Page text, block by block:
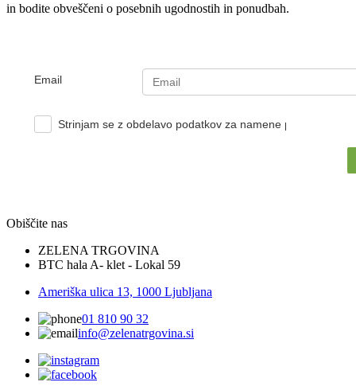
in bodite obveščeni o posebnih ugodnostih in ponudbah.
Email
Strinjam se z obdelavo podatkov za namene pošiljanja e-
Obiščite nas
ZELENA TRGOVINA
BTC hala A- klet - Lokal 59
Ameriška ulica 13, 1000 Ljubljana
01 810 90 32
info@zelenatrgovina.si